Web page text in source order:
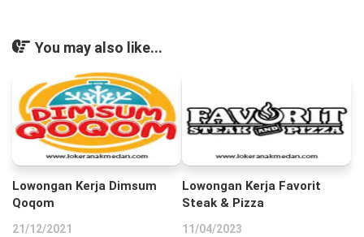
You may also like...
Lowongan Kerja Dimsum
Qoqom
21/12/2021
Lowongan Kerja Favorit
Steak & Pizza
11/04/2023